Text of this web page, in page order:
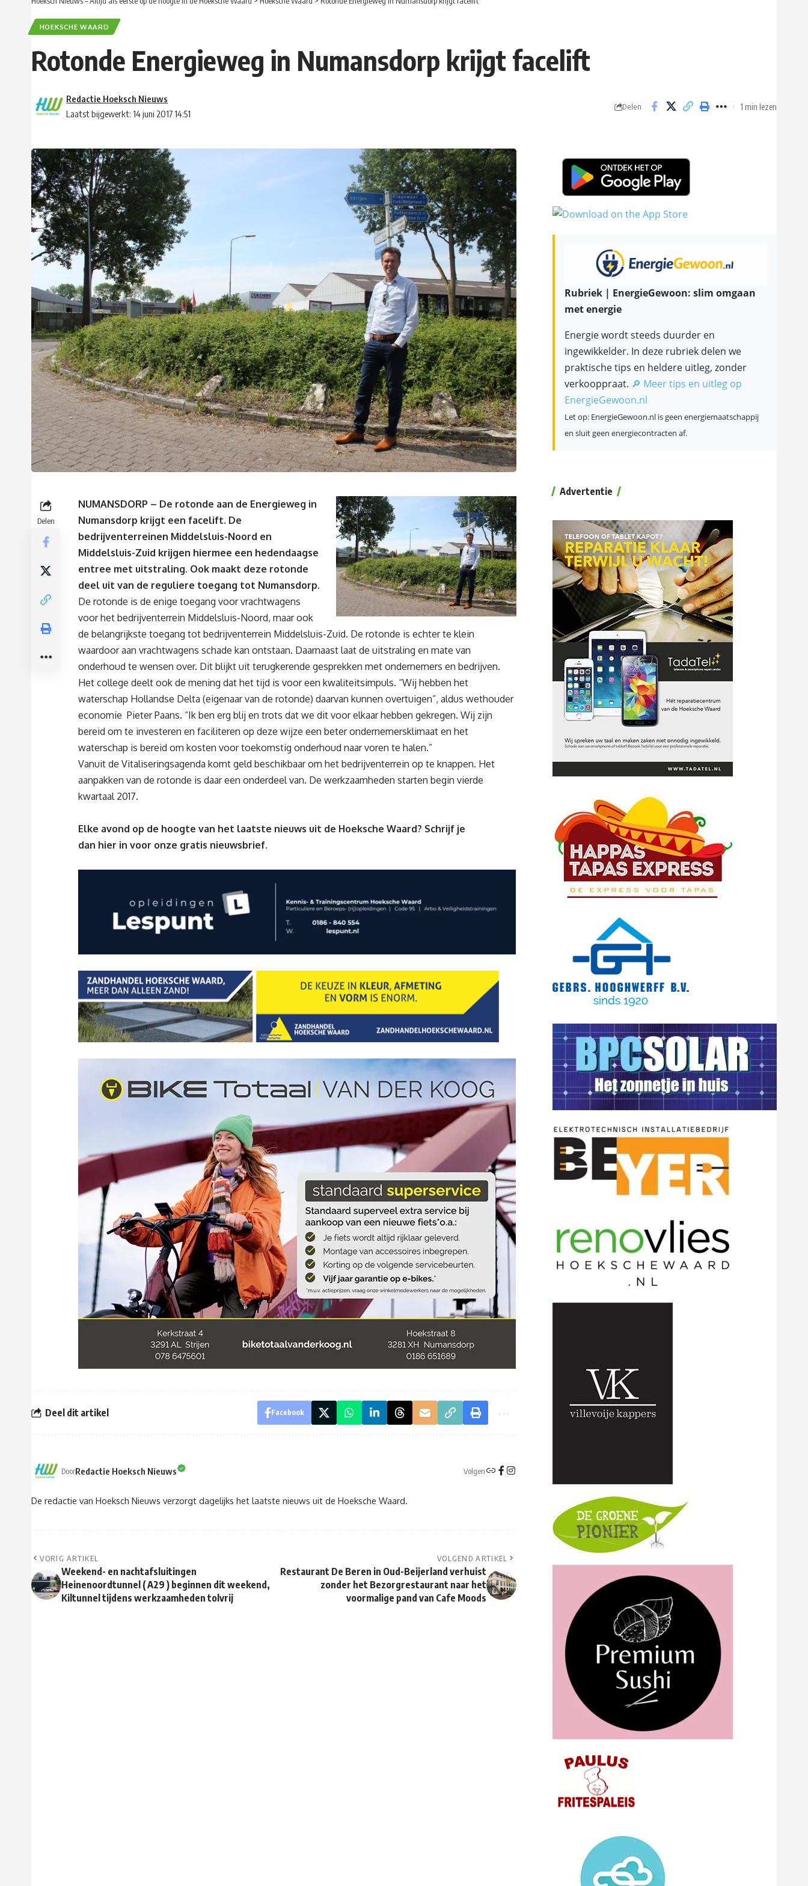
HOEKSCHE WAARD
Rotonde Energieweg in Numansdorp krijgt facelift
Laatst bijgewerkt: 14 juni 2017 14:51
Redactie Hoeksch Nieuws
Delen 1 min lezen
Delen
NUMANSDORP – De rotonde aan de Energieweg in
Numansdorp krijgt een facelift. De
bedrijventerreinen Middelsluis-Noord en
Middelsluis-Zuid krijgen hiermee een hedendaagse
entree met uitstraling. Ook maakt deze rotonde
deel uit van de reguliere toegang tot Numansdorp.
De rotonde is de enige toegang voor vrachtwagens
voor het bedrijventerrein Middelsluis-Noord, maar ook
de belangrijkste toegang tot bedrijventerrein Middelsluis-Zuid. De rotonde is echter te klein
waardoor aan vrachtwagens schade kan ontstaan. Daarnaast laat de uitstraling en mate van
onderhoud te wensen over. Dit blijkt uit terugkerende gesprekken met ondernemers en bedrijven.
Het college deelt ook de mening dat het tijd is voor een kwaliteitsimpuls. “Wij hebben het
waterschap Hollandse Delta (eigenaar van de rotonde) daarvan kunnen overtuigen”, aldus wethouder
economie Pieter Paans. “Ik ben erg blij en trots dat we dit voor elkaar hebben gekregen. Wij zijn
bereid om te investeren en faciliteren op deze wijze een beter ondernemersklimaat en het
waterschap is bereid om kosten voor toekomstig onderhoud naar voren te halen.”
Vanuit de Vitaliseringsagenda komt geld beschikbaar om het bedrijventerrein op te knappen. Het
aanpakken van de rotonde is daar een onderdeel van. De werkzaamheden starten begin vierde
kwartaal 2017.
Elke avond op de hoogte van het laatste nieuws uit de Hoeksche Waard? Schrijf je
dan hier in voor onze gratis nieuwsbrief.
Deel dit artikel Facebook
DoorRedactie Hoeksch Nieuws Volgen
De redactie van Hoeksch Nieuws verzorgt dagelijks het laatste nieuws uit de Hoeksche Waard.
VORIG ARTIKEL
Weekend- en nachtafsluitingen
Heinenoordtunnel ( A29 ) beginnen dit weekend,
Kiltunnel tijdens werkzaamheden tolvrij
VOLGEND ARTIKEL
Restaurant De Beren in Oud-Beijerland verhuist
zonder het Bezorgrestaurant naar het
voormalige pand van Cafe Moods
Rubriek | EnergieGewoon: slim omgaan
met energie
Energie wordt steeds duurder en
ingewikkelder. In deze rubriek delen we
praktische tips en heldere uitleg, zonder
verkooppraat. 🔎 Meer tips en uitleg op
EnergieGewoon.nl
Let op: EnergieGewoon.nl is geen energiemaatschappij
en sluit geen energiecontracten af.
Advertentie